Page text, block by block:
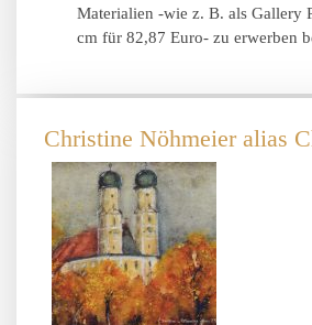
Materialien -wie z. B. als Gallery
cm für 82,87 Euro- zu erwerben
Christine Nöhmeier alias